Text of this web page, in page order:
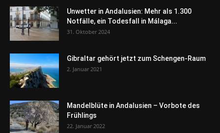
Unwetter in Andalusien: Mehr als 1.300
Notfälle, ein Todesfall in Málaga...
31. Oktober 2024
Gibraltar gehört jetzt zum Schengen-Raum
2. Januar 2021
Mandelblüte in Andalusien – Vorbote des
Frühlings
22. Januar 2022